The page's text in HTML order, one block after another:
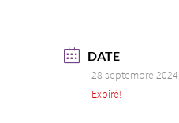
DATE
28 septembre 2024
Expiré!